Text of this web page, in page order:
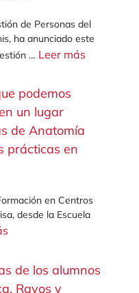
de Personas del
ha anunciado este
… Leer más
podemos
un lugar
de Anatomía
prácticas en
en Centros
desde la Escuela
de los alumnos
Rayos y